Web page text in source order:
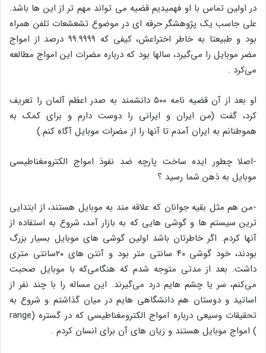
در اولین تماس با او فهمیدیم قضیه می تواند مهم تر از این ها باشد.
علی جاسب یک پژوهشگر حرفه ای در موضوع تشعشعات تلفن همراه
بود و طبیعتا به خاطر اختراعش، کیفی که ۹۹.۹۹۹۹ درصد از امواج
مضر موبایل را می‌گیرد، سالها بود که درباره مضرات این امواج مطالعه
می‌کرد .
او بعد از آن قضیه نامه ۵۰۰ دانشمند به صدر اعظم آلمان را تعریف
کرد، گفت (من ایران و ایرانی را دوست دارم و برای کمک به
هموطنانم به ایران آمدم تا آنها را از مضرات موبایل آگاه کنم.)
-اصلا چطور ایده ساخت پارچه ضد نفوذ امواج الکترومغناطیسی
موبایل به ذهن شما رسید ؟
-من هم مثل بقیه جوانان که علاقه مند به موبایل هستند، از ابتدایی
ترین سیستم ها و گوشی هایی که به بازار آمد، شروع به استفاده از
آنها کردم. اگر خاطرتان باشد اولین گوشی های موبایل بسیار بزرگ
بودند، خود گوشی ۴۰ سانتی متر بود و آنتن های ۲۰سانتی متری
داشت. بعد از مدتی متوجه شدم که هنگامی‌که با موبایل صحبت
می‌کنم، سر یا چشم هایم درد می‌گیرند. این مساله را با چند نفر از
اساتید و دوستان هم دانشگاهی هایم در میان گذاشتم و شروع به
تحقیقات وسیعی درباره امواج الکترومغناطیسی که در گستره (range
) امواج موبایل هستند و زیان های آن برای انسان کردم .